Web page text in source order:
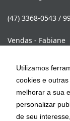
Utilizamos
cookies e
melhorar a sua
personalizar
de seu
CRECI: 5848J
Fabiane Rigon
(47) 3368-0543 /